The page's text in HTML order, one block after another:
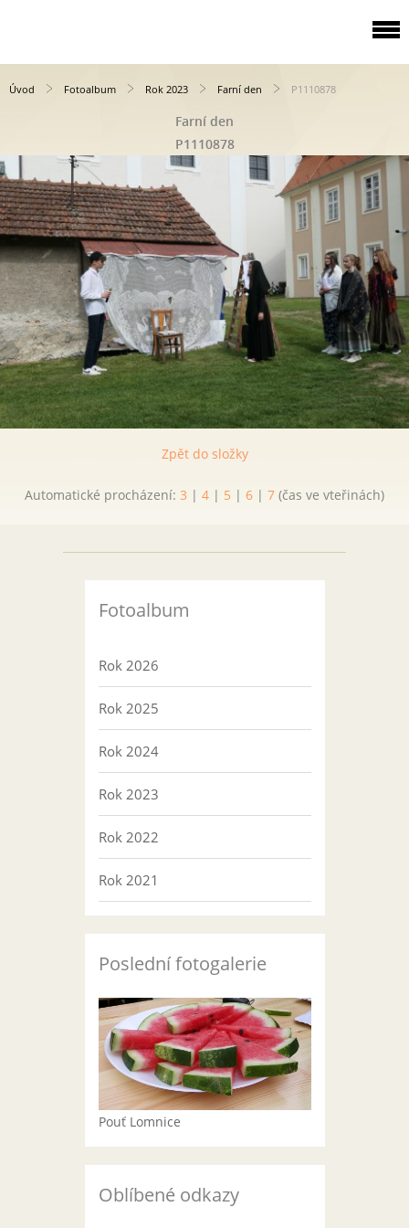
Úvod Fotoalbum Rok 2023 Farní den P1110878
Farní den
P1110878
Zpět do složky
Automatické procházení: 3 | 4 | 5 | 6 | 7 (čas ve vteřinách)
Fotoalbum
Rok 2026
Rok 2025
Rok 2024
Rok 2023
Rok 2022
Rok 2021
Poslední fotogalerie
Pouť Lomnice
Oblíbené odkazy